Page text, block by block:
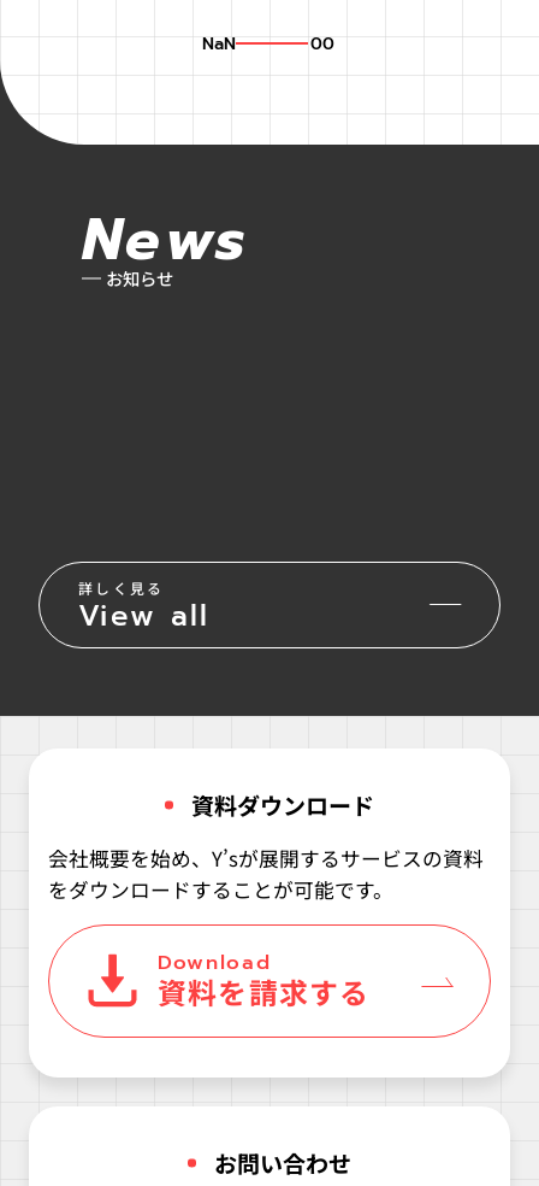
NaN 00
News
お知らせ
詳しく見る
View all
資料ダウンロード
会社概要を始め、Y’sが展開するサービスの資料
をダウンロードすることが可能です。
Download
資料を請求する
お問い合わせ